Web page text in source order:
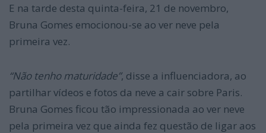
E na tarde desta quinta-feira, 21 de novembro,
Bruna Gomes emocionou-se ao ver neve pela
primeira vez.
“Não tenho maturidade”, disse a influenciadora, ao
partilhar vídeos e fotos da neve a cair sobre Paris.
Bruna Gomes ficou tão impressionada ao ver neve
pela primeira vez que ainda fez questão de ligar aos